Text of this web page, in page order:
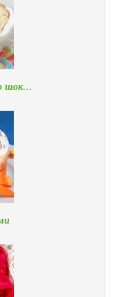
шок…